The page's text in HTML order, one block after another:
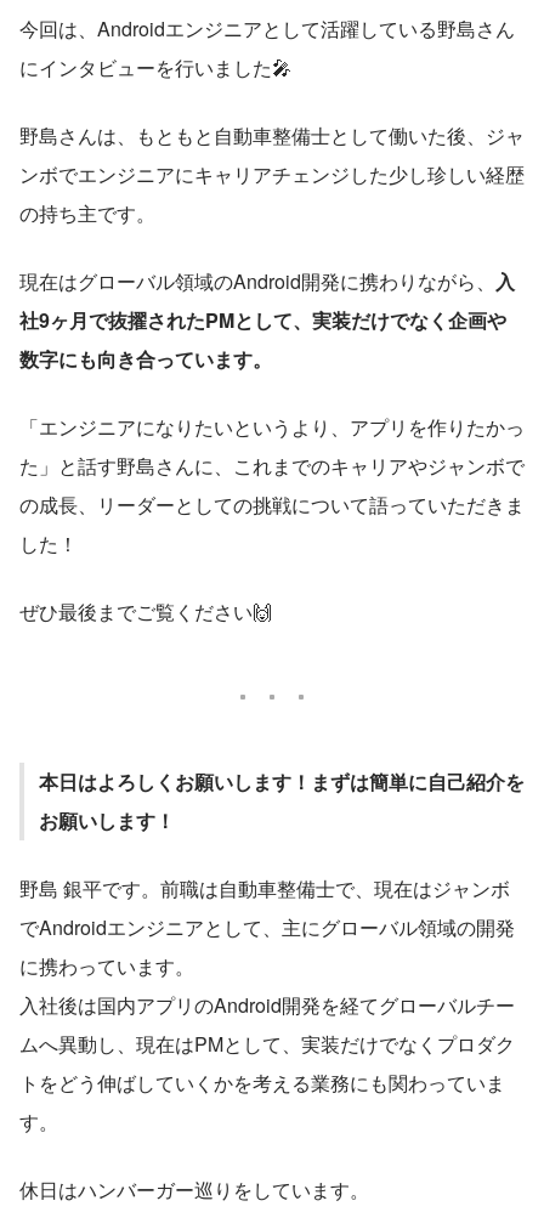
今回は、Androidエンジニアとして活躍している野島さん
にインタビューを行いました🎤
野島さんは、もともと自動車整備士として働いた後、ジャ
ンボでエンジニアにキャリアチェンジした少し珍しい経歴
の持ち主です。
現在はグローバル領域のAndroid開発に携わりながら、 入
社9ヶ月で抜擢されたPMとして、実装だけでなく企画や
数字にも向き合っています。
「エンジニアになりたいというより、アプリを作りたかっ
た」と話す野島さんに、これまでのキャリアやジャンボで
の成長、リーダーとしての挑戦について語っていただきま
した！
ぜひ最後までご覧ください🙌
本日はよろしくお願いします！まずは簡単に自己紹介を
お願いします！
野島 銀平です。前職は自動車整備士で、現在はジャンボ
でAndroidエンジニアとして、主にグローバル領域の開発
に携わっています。
入社後は国内アプリのAndroid開発を経てグローバルチー
ムへ異動し、現在はPMとして、実装だけでなくプロダク
トをどう伸ばしていくかを考える業務にも関わっていま
す。
休日はハンバーガー巡りをしています。